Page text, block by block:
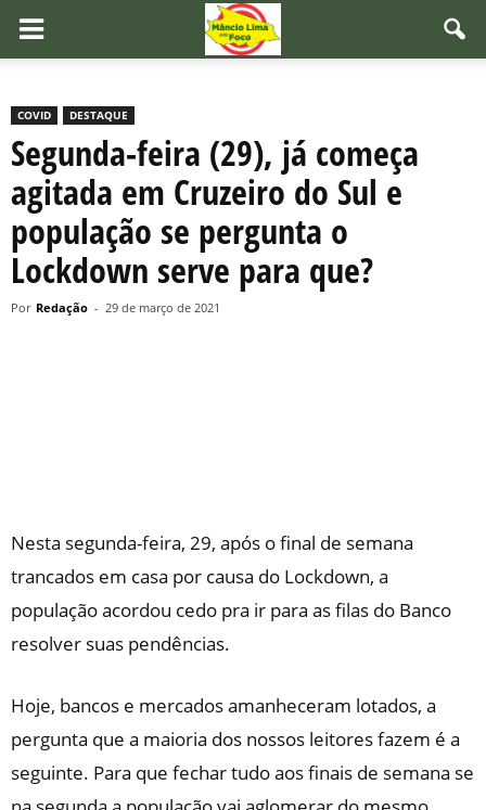
COVID DESTAQUE
Segunda-feira (29), já começa
agitada em Cruzeiro do Sul e
população se pergunta o
Lockdown serve para que?
Por Redação - 29 de março de 2021
Nesta segunda-feira, 29, após o final de semana
trancados em casa por causa do Lockdown, a
população acordou cedo pra ir para as filas do Banco
resolver suas pendências.
Hoje, bancos e mercados amanheceram lotados, a
pergunta que a maioria dos nossos leitores fazem é a
seguinte. Para que fechar tudo aos finais de semana se